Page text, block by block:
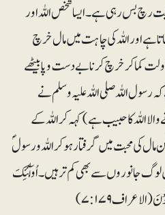
رچ بس رہی ہے۔ ایسا شخص اللہ اور
اور اللہ کی چاہت میں مال خرچ
کما کر خرچ کرنا بے دست وپا بیٹھے
اللہ صلی اللہ علیہ وسلم نے
اللہ کا حبیب ہے)کہہ کر اللہ کے
کی محبت میں گرفتار ہو کر اللہ ورسولؐ
جانوروں سے بھی کم تر ہیں۔ اُولٰٓئِکَ
۷:۱۷۹)